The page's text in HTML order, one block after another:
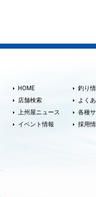
HOME
店舗検索
上州屋ニュース
イベント情報
釣り
よく
各種
採用